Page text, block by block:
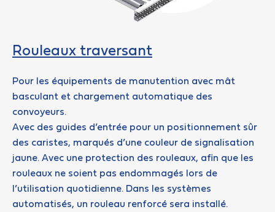
Rouleaux traversant
Pour les équipements de manutention avec mât
basculant et chargement automatique des
convoyeurs.
Avec des guides d’entrée pour un positionnement sûr
des caristes, marqués d’une couleur de signalisation
jaune. Avec une protection des rouleaux, afin que les
rouleaux ne soient pas endommagés lors de
l’utilisation quotidienne. Dans les systèmes
automatisés, un rouleau renforcé sera installé.